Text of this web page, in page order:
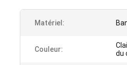
Matériel:
Couleur:
du